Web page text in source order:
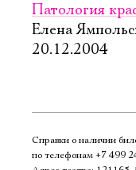
Патология
Елена
20.12.2004
Справки о наличии
по телефонам +7 499